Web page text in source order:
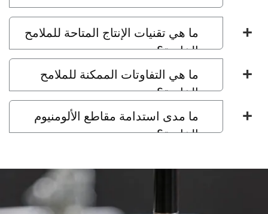
ما هي تقنيات الإنتاج المتاحة للملامح
الخاصة؟
ما هي التفاوتات الممكنة للملامح
الخاصة؟
ما مدى استدامة مقاطع الألومنيوم
الخاصة؟